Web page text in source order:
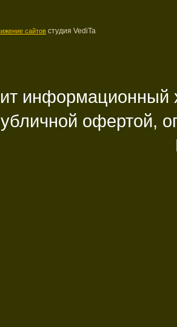
сайтов студия VediTa
информационный
офертой,